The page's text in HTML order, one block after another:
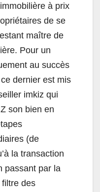
à prix
de se
maître de
Pour un
au succès
dernier est mis
imkiz qui
son bien en
(de
la transaction
passant par la
filtre des